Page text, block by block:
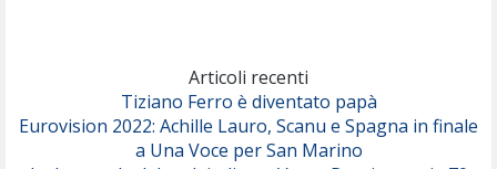
Serenamente
Articoli recenti
Tiziano Ferro è diventato papà
Eurovision 2022: Achille Lauro, Scanu e Spagna in finale
a Una Voce per San Marino